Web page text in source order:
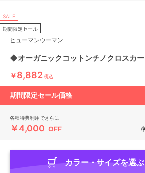
SALE
期間限定セール
ヒューマンウーマン
◆オーガニックコットンチノクロスカ
￥8,882 税込
期間限定セール価格
各種特典利用でさらに
￥4,000 OFF
カラー・サイズを選ぶ